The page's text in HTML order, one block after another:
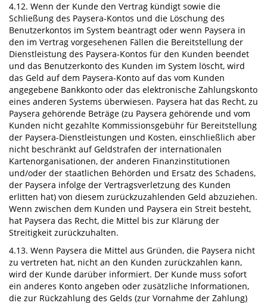
4.12. Wenn der Kunde den Vertrag kündigt sowie die
Schließung des Paysera-Kontos und die Löschung des
Benutzerkontos im System beantragt oder wenn Paysera in
den im Vertrag vorgesehenen Fällen die Bereitstellung der
Dienstleistung des Paysera-Kontos für den Kunden beendet
und das Benutzerkonto des Kunden im System löscht, wird
das Geld auf dem Paysera-Konto auf das vom Kunden
angegebene Bankkonto oder das elektronische Zahlungskonto
eines anderen Systems überwiesen. Paysera hat das Recht, zu
Paysera gehörende Beträge (zu Paysera gehörende und vom
Kunden nicht gezahlte Kommissionsgebühr für Bereitstellung
der Paysera-Dienstleistungen und Kosten, einschließlich aber
nicht beschränkt auf Geldstrafen der internationalen
Kartenorganisationen, der anderen Finanzinstitutionen
und/oder der staatlichen Behörden und Ersatz des Schadens,
der Paysera infolge der Vertragsverletzung des Kunden
erlitten hat) von diesem zurückzuzahlenden Geld abzuziehen.
Wenn zwischen dem Kunden und Paysera ein Streit besteht,
hat Paysera das Recht, die Mittel bis zur Klärung der
Streitigkeit zurückzuhalten.
4.13. Wenn Paysera die Mittel aus Gründen, die Paysera nicht
zu vertreten hat, nicht an den Kunden zurückzahlen kann,
wird der Kunde darüber informiert. Der Kunde muss sofort
ein anderes Konto angeben oder zusätzliche Informationen,
die zur Rückzahlung des Gelds (zur Vornahme der Zahlung)